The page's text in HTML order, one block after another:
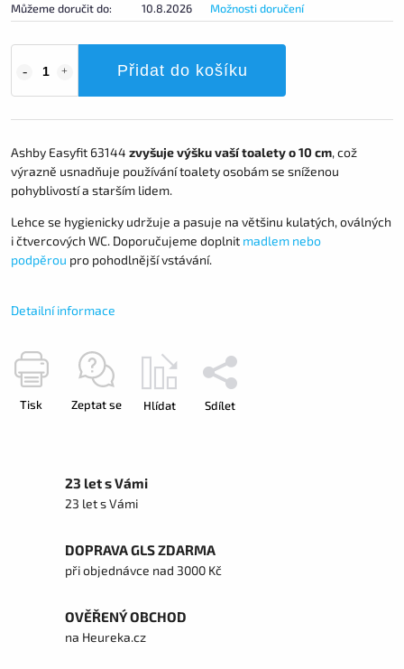
Můžeme doručit do: 10.8.2026 Možnosti doručení
Přidat do košíku
Ashby Easyfit 63144 zvyšuje výšku vaší toalety o 10 cm, což
výrazně usnadňuje používání toalety osobám se sníženou
pohyblivostí a starším lidem.
Lehce se hygienicky udržuje a pasuje na většinu kulatých, oválných
i čtvercových WC. Doporučujeme doplnit madlem nebo
podpěrou pro pohodlnější vstávání.
Detailní informace
Tisk Zeptat se Hlídat Sdílet
23 let s Vámi
23 let s Vámi
DOPRAVA GLS ZDARMA
při objednávce nad 3000 Kč
OVĚŘENÝ OBCHOD
na Heureka.cz